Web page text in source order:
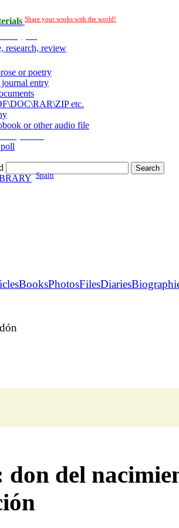
Share your works with the world!
research, review
or poetry
journal entry
etc.
or other audio file
Spain
BooksPhotosFilesDiaries
don del